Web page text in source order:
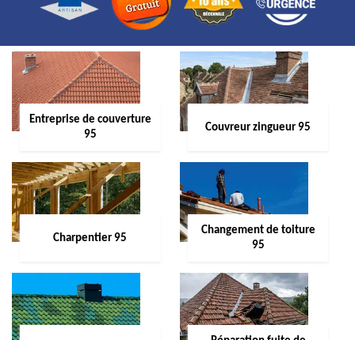
Entreprise de couverture
95
Couvreur zingueur 95
Charpentier 95
Changement de toiture
95